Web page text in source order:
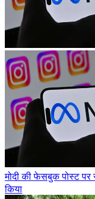
मोदी की फेसबुक पोस्ट पर
किया